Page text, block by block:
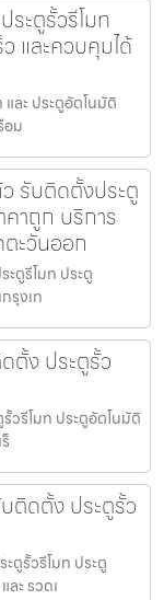
ะตูรั้วรีโมท
และควบคุมได้
ละ ประตูอัตโนมัติ
อม
รับติดตั้งประตู
าถูก บริการ
ะวันออก
ตูรีโมท ประตู
รุงเท
ตั้ง ประตูรั้ว
วรีโมท ประตูอัตโนมัติ
ติดตั้ง ประตูรั้ว
ตูรั้วรีโมท ประตู
ะ รวดเ